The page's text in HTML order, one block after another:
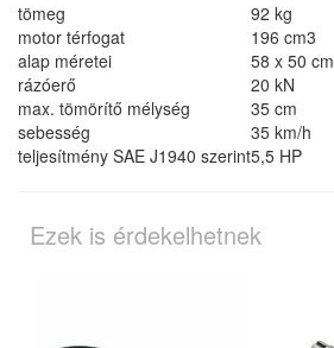
tömeg
92 kg
motor térfogat
196 cm3
alap méretei
58 x 50 cm
rázóerő
20 kN
max. tömörítő mélység
35 cm
sebesség
35 km/h
teljesítmény SAE J1940 szerint5,5 HP
Ezek is érdekelhetnek